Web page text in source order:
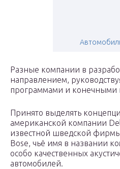
Разные компании в
направлением,
программами и конечными
Принято выделять
американской компании
известной шведской
Bose, чьё имя в названии
особо качественных
автомобилей.